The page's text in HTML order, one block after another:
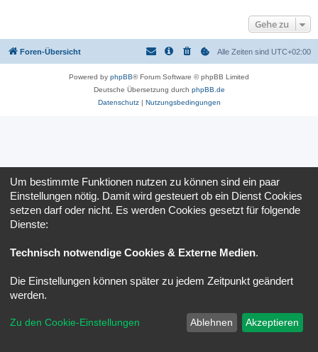
Gehe zu
Foren-Übersicht Alle Zeiten sind UTC+02:00
Powered by phpBB® Forum Software © phpBB Limited
Deutsche Übersetzung durch phpBB.de
Datenschutz| Nutzungsbedingungen
Um bestimmte Funktionen nutzen zu können sind ein paar
Einstellungen nötig. Damit wird gesteuert ob ein Dienst Cookies
setzen darf oder nicht. Es werden Cookies gesetzt für folgende
Dienste:
Technisch notwendige Cookies & Externe Medien.
Die Einstellungen können später zu jedem Zeitpunkt geändert
werden.
Zu den Cookie-Einstellungen Ablehnen Akzeptieren